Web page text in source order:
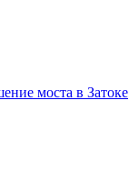
моста в Затоке